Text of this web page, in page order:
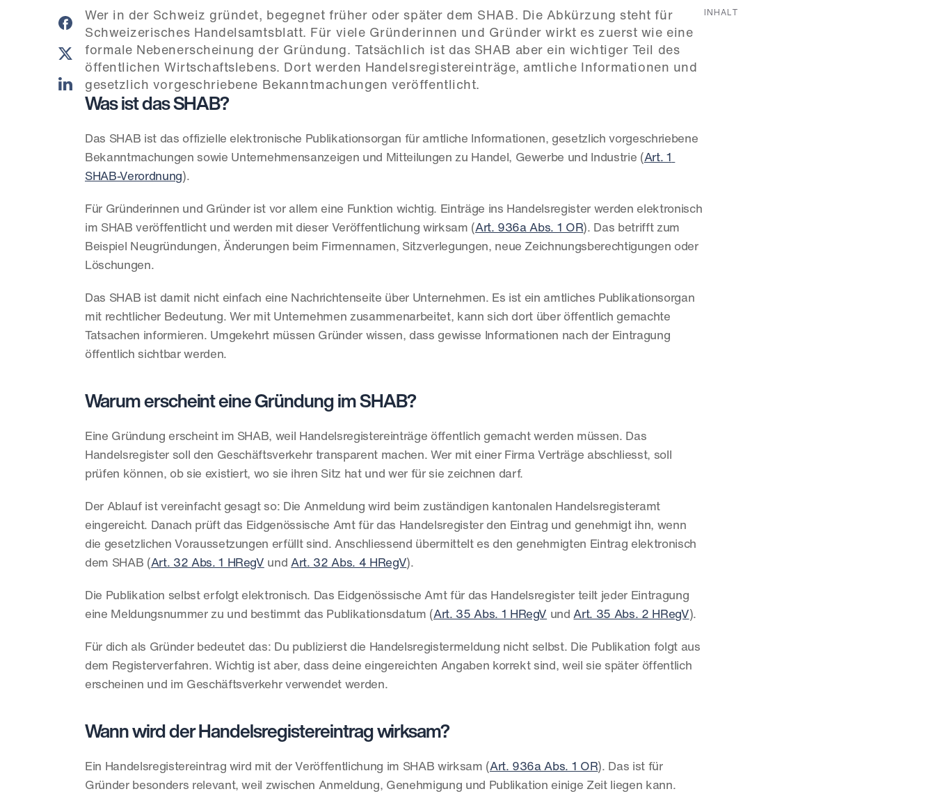
Wer in der Schweiz gründet, begegnet früher oder später dem SHAB. Die Abkürzung steht für
Schweizerisches Handelsamtsblatt. Für viele Gründerinnen und Gründer wirkt es zuerst wie eine
formale Nebenerscheinung der Gründung. Tatsächlich ist das SHAB aber ein wichtiger Teil des
öffentlichen Wirtschaftslebens. Dort werden Handelsregistereinträge, amtliche Informationen und
gesetzlich vorgeschriebene Bekanntmachungen veröffentlicht.
Was ist das SHAB?
Das SHAB ist das offizielle elektronische Publikationsorgan für amtliche Informationen, gesetzlich vorgeschriebene
Bekanntmachungen sowie Unternehmensanzeigen und Mitteilungen zu Handel, Gewerbe und Industrie (Art. 1
SHAB-Verordnung).
Für Gründerinnen und Gründer ist vor allem eine Funktion wichtig. Einträge ins Handelsregister werden elektronisch
im SHAB veröffentlicht und werden mit dieser Veröffentlichung wirksam (Art. 936a Abs. 1 OR). Das betrifft zum
Beispiel Neugründungen, Änderungen beim Firmennamen, Sitzverlegungen, neue Zeichnungsberechtigungen oder
Löschungen.
Das SHAB ist damit nicht einfach eine Nachrichtenseite über Unternehmen. Es ist ein amtliches Publikationsorgan
mit rechtlicher Bedeutung. Wer mit Unternehmen zusammenarbeitet, kann sich dort über öffentlich gemachte
Tatsachen informieren. Umgekehrt müssen Gründer wissen, dass gewisse Informationen nach der Eintragung
öffentlich sichtbar werden.
Warum erscheint eine Gründung im SHAB?
Eine Gründung erscheint im SHAB, weil Handelsregistereinträge öffentlich gemacht werden müssen. Das
Handelsregister soll den Geschäftsverkehr transparent machen. Wer mit einer Firma Verträge abschliesst, soll
prüfen können, ob sie existiert, wo sie ihren Sitz hat und wer für sie zeichnen darf.
Der Ablauf ist vereinfacht gesagt so: Die Anmeldung wird beim zuständigen kantonalen Handelsregisteramt
eingereicht. Danach prüft das Eidgenössische Amt für das Handelsregister den Eintrag und genehmigt ihn, wenn
die gesetzlichen Voraussetzungen erfüllt sind. Anschliessend übermittelt es den genehmigten Eintrag elektronisch
dem SHAB (Art. 32 Abs. 1 HRegV und Art. 32 Abs. 4 HRegV).
Die Publikation selbst erfolgt elektronisch. Das Eidgenössische Amt für das Handelsregister teilt jeder Eintragung
eine Meldungsnummer zu und bestimmt das Publikationsdatum (Art. 35 Abs. 1 HRegV und Art. 35 Abs. 2 HRegV).
Für dich als Gründer bedeutet das: Du publizierst die Handelsregistermeldung nicht selbst. Die Publikation folgt aus
dem Registerverfahren. Wichtig ist aber, dass deine eingereichten Angaben korrekt sind, weil sie später öffentlich
erscheinen und im Geschäftsverkehr verwendet werden.
Wann wird der Handelsregistereintrag wirksam?
Ein Handelsregistereintrag wird mit der Veröffentlichung im SHAB wirksam (Art. 936a Abs. 1 OR). Das ist für
Gründer besonders relevant, weil zwischen Anmeldung, Genehmigung und Publikation einige Zeit liegen kann.
INHALT